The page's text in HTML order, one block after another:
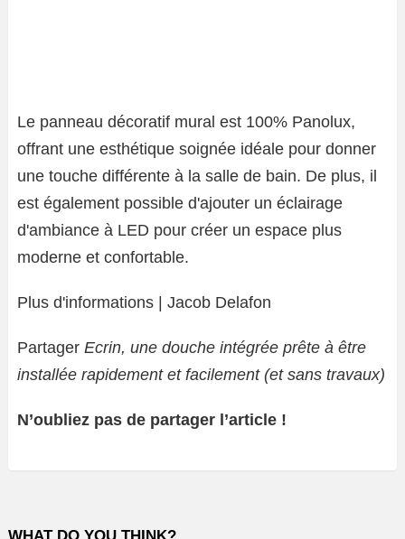
Le panneau décoratif mural est 100% Panolux,
offrant une esthétique soignée idéale pour donner
une touche différente à la salle de bain. De plus, il
est également possible d'ajouter un éclairage
d'ambiance à LED pour créer un espace plus
moderne et confortable.
Plus d'informations | Jacob Delafon
Partager Ecrin, une douche intégrée prête à être
installée rapidement et facilement (et sans travaux)
N’oubliez pas de partager l’article !
WHAT DO YOU THINK?